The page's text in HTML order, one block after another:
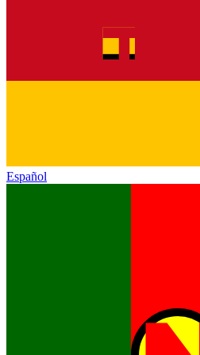
Español